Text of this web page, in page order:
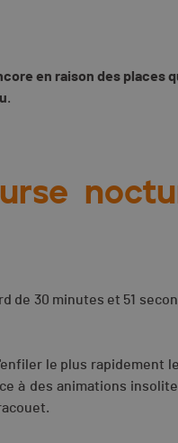
en raison des places
.
de 30 minutes et 51
le plus rapidement
à des animations